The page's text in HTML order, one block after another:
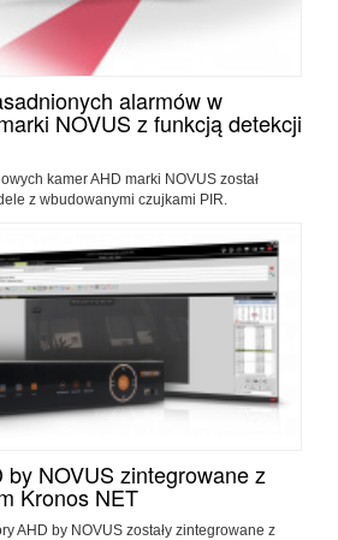
alarmów w
NOVUS z funkcją detekcji
kamer AHD marki NOVUS został
z wbudowanymi czujkami PIR.
NOVUS zintegrowane z
Kronos NET
AHD by NOVUS zostały zintegrowane z